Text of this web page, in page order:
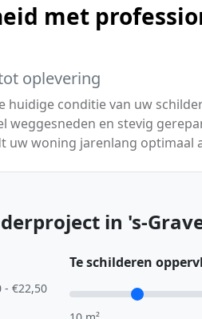
met
oplevering
huidige conditie van uw
en stevig
uw woning jarenlang optimaal
in 's-
- €22,50
Te schilderen